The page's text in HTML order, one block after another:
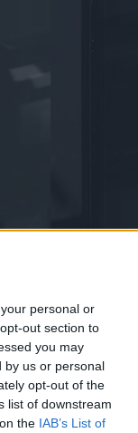
personal or
out section to
you may
by us or personal
opt-out of the
list of downstream
the IAB’s List of
δηλαδή
να το
μικρό χρονικό